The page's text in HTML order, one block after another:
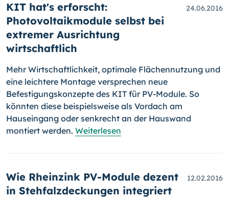
KIT hat's erforscht:
Photovoltaikmodule selbst bei
extremer Ausrichtung
wirtschaftlich
24.06.2016
Mehr Wirtschaftlichkeit, optimale Flächennutzung und
eine leichtere Mon­tage versprechen neue
Befestigungskonzepte des KIT für PV-Module. So
könnten diese beispielsweise als Vordach am
Hauseingang oder senkrecht an der Hauswand
montiert werden. Weiterlesen
Wie Rheinzink PV-Module dezent
in Stehfalzdeckungen integriert
12.02.2016